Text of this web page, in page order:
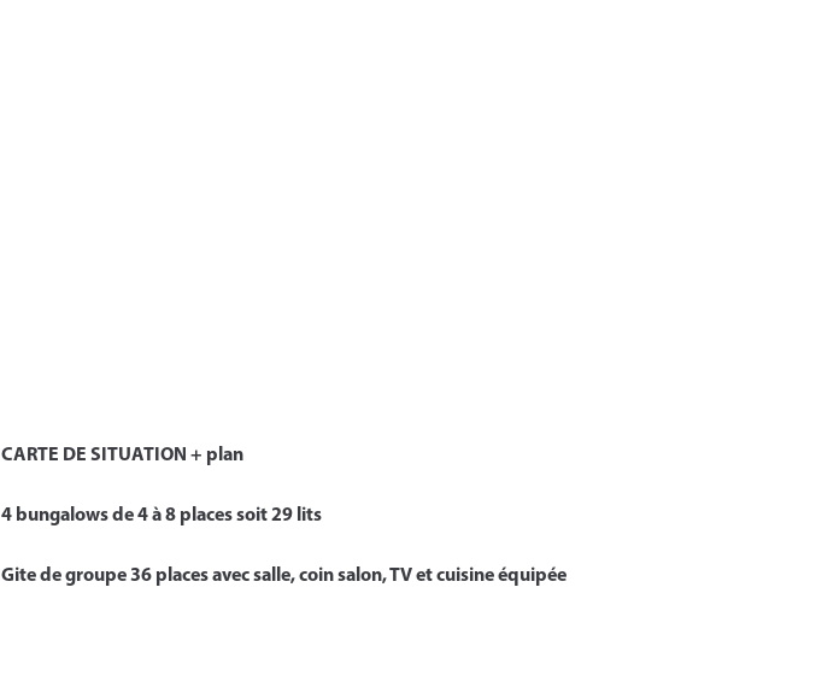
CARTE DE SITUATION + plan
4 bungalows de 4 à 8 places soit 29 lits
Gite de groupe 36 places avec salle, coin salon, TV et cuisine équipée